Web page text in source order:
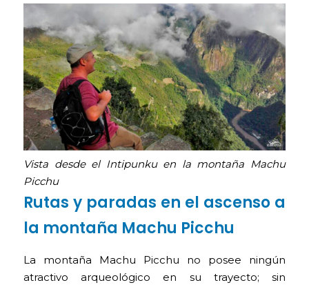
Vista desde el Intipunku en la montaña Machu
Picchu
Rutas y paradas en el ascenso a
la montaña Machu Picchu
La montaña Machu Picchu no posee ningún
atractivo arqueológico en su trayecto; sin